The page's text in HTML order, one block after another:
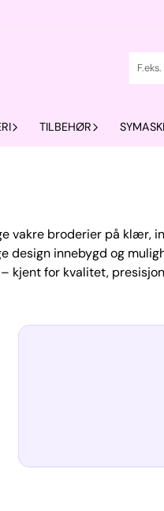
TILBEHØR
vakre broderier på klær,
design innebygd og
kjent for kvalitet,